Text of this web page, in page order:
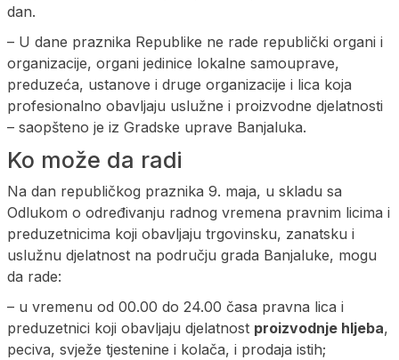
dan.
– U dane praznika Republike ne rade republički organi i
organizacije, organi jedinice lokalne samouprave,
preduzeća, ustanove i druge organizacije i lica koja
profesionalno obavljaju uslužne i proizvodne djelatnosti
– saopšteno je iz Gradske uprave Banjaluka.
Ko može da radi
Na dan republičkog praznika 9. maja, u skladu sa
Odlukom o određivanju radnog vremena pravnim licima i
preduzetnicima koji obavljaju trgovinsku, zanatsku i
uslužnu djelatnost na području grada Banjaluke, mogu
da rade:
– u vremenu od 00.00 do 24.00 časa pravna lica i
preduzetnici koji obavljaju djelatnost proizvodnje hljeba,
peciva, svježe tjestenine i kolača, i prodaja istih;